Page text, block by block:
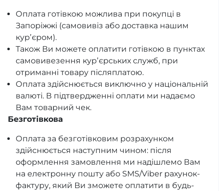
Оплата готівкою можлива при покупці в
Запоріжжі (самовивіз або доставка нашим
курʼєром).
Також Ви можете оплатити готівкою в пунктах
самовивезення курʼєрських служб, при
отриманні товару післяплатою.
Оплата здійснюється виключно у національній
валюті. В підтвердженні оплати ми надаємо
Вам товарний чек.
Безготівкова
Оплата за безготівковим розрахунком
здійснюється наступним чином: після
оформлення замовлення ми надішлемо Вам
на електронну пошту або SMS/Viber рахунок-
фактуру, який Ви зможете оплатити в будь-